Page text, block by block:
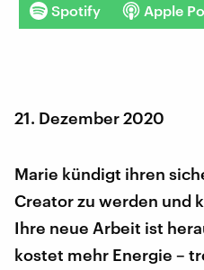
Spotify Apple
21. Dezember 2020
Marie kündigt ihren
Creator zu werden und
Ihre neue Arbeit ist
kostet mehr Energie –